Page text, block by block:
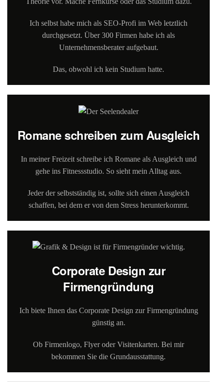
Ich selbst habe mich als SEO-Profi im Web letztlich
durchgesetzt. Über 300 Firmen habe ich als
Unternehmensberater aufgebaut.
Das, obwohl ich kein Studium hatte.
Romane schreiben zum Ausgleich
In meiner Freizeit schreibe ich Romane als Ausgleich und
gehe ins Fitnessstudio. So sieht mein Alltag aus.
Jeder der selbstständig ist, sollte sich einen Ausgleich
schaffen, bei dem er von dem Stress herunterkommt.
Corporate Design zur
Firmengründung
Ich biete Ihnen das Corporate Design zur Firmengründung
günstig an.
Ob Firmenlogo, Flyer oder Visitenkarten. Bei mir
bekommen Sie die Grundausstattung.